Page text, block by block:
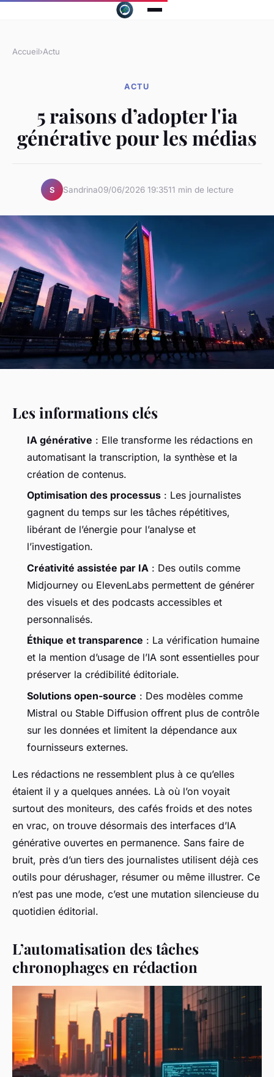
Accueil›Actu
ACTU
5 raisons d’adopter l'ia
générative pour les médias
S Sandrina09/06/2026 19:3511 min de lecture
Les informations clés
IA générative : Elle transforme les rédactions en
automatisant la transcription, la synthèse et la
création de contenus.
Optimisation des processus : Les journalistes
gagnent du temps sur les tâches répétitives,
libérant de l’énergie pour l’analyse et
l’investigation.
Créativité assistée par IA : Des outils comme
Midjourney ou ElevenLabs permettent de générer
des visuels et des podcasts accessibles et
personnalisés.
Éthique et transparence : La vérification humaine
et la mention d’usage de l’IA sont essentielles pour
préserver la crédibilité éditoriale.
Solutions open-source : Des modèles comme
Mistral ou Stable Diffusion offrent plus de contrôle
sur les données et limitent la dépendance aux
fournisseurs externes.
Les rédactions ne ressemblent plus à ce qu’elles
étaient il y a quelques années. Là où l’on voyait
surtout des moniteurs, des cafés froids et des notes
en vrac, on trouve désormais des interfaces d’IA
générative ouvertes en permanence. Sans faire de
bruit, près d’un tiers des journalistes utilisent déjà ces
outils pour dérushager, résumer ou même illustrer. Ce
n’est pas une mode, c’est une mutation silencieuse du
quotidien éditorial.
L’automatisation des tâches
chronophages en rédaction